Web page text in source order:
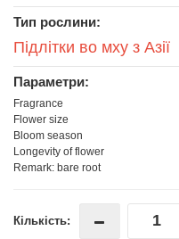
Тип рослини:
Підлітки во мху з Азії
Параметри:
Fragrance
Flower size
Bloom season
Longevity of flower
Remark: bare root
Кількість: